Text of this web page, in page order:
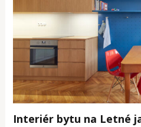
Interiér bytu na Letné